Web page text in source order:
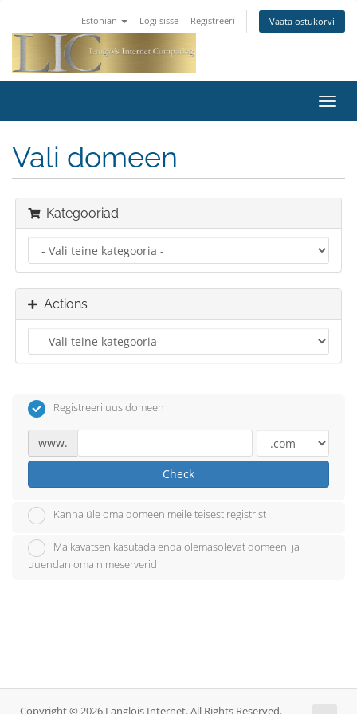
Estonian Logi sisse Registreeri Vaata ostukorvi
Vali domeen
Kategooriad
Actions
Registreeri uus domeen
www.
Check
Kanna üle oma domeen meile teisest registrist
Ma kavatsen kasutada enda olemasolevat domeeni ja
uuendan oma nimeserverid
Copyright © 2026 Langlois Internet. All Rights Reserved.